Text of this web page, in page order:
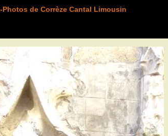
Photos de Corrèze Cantal Limousin